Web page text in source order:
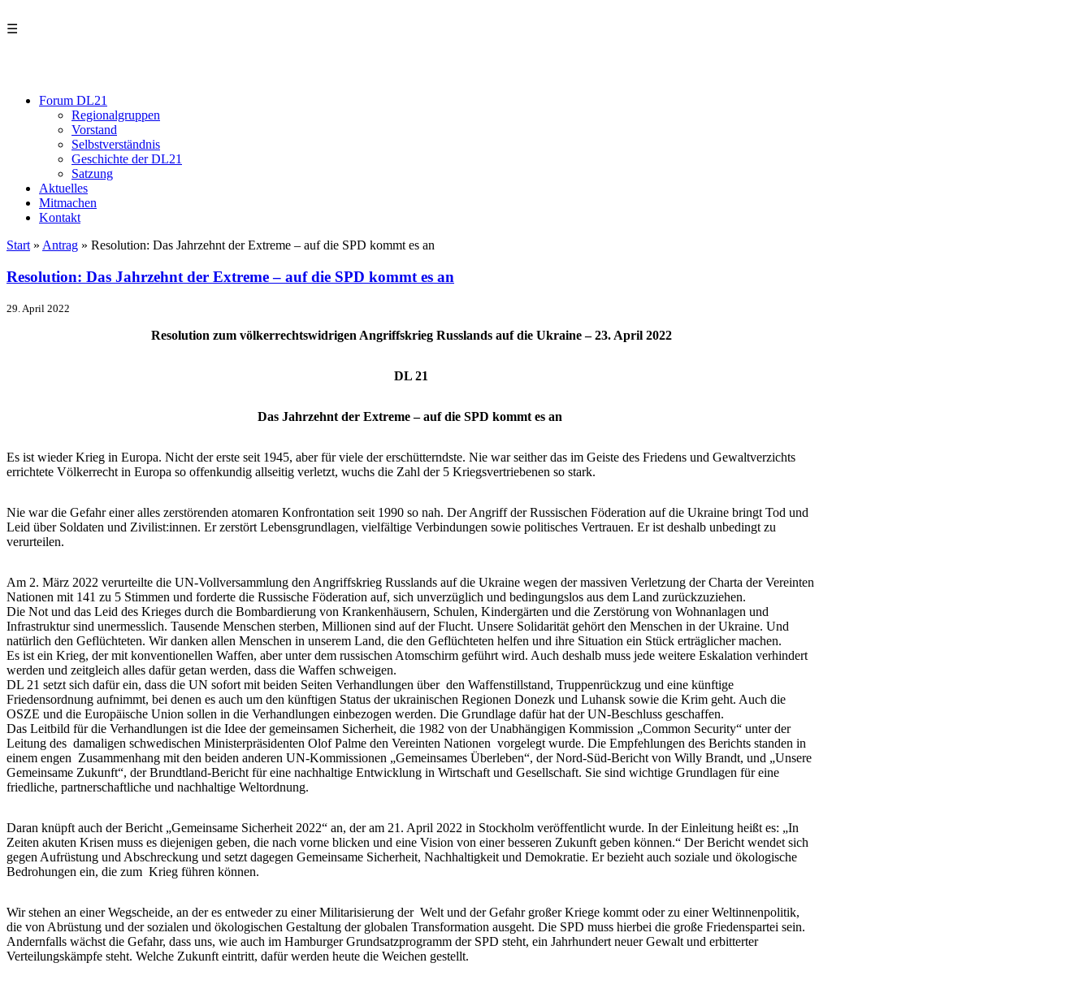
☰
Forum DL21
Regionalgruppen
Vorstand
Selbstverständnis
Geschichte der DL21
Satzung
Aktuelles
Mitmachen
Kontakt
Start » Antrag » Resolution: Das Jahrzehnt der Extreme – auf die SPD kommt es an
Resolution: Das Jahrzehnt der Extreme – auf die SPD kommt es an
29. April 2022
Resolution zum völkerrechtswidrigen Angriffskrieg Russlands auf die Ukraine – 23. April 2022
DL 21
Das Jahrzehnt der Extreme – auf die SPD kommt es an
Es ist wieder Krieg in Europa. Nicht der erste seit 1945, aber für viele der erschütterndste. Nie war seither das im Geiste des Friedens und Gewaltverzichts
errichtete Völkerrecht in Europa so offenkundig allseitig verletzt, wuchs die Zahl der 5 Kriegsvertriebenen so stark.
Nie war die Gefahr einer alles zerstörenden atomaren Konfrontation seit 1990 so nah. Der Angriff der Russischen Föderation auf die Ukraine bringt Tod und
Leid über Soldaten und Zivilist:innen. Er zerstört Lebensgrundlagen, vielfältige Verbindungen sowie politisches Vertrauen. Er ist deshalb unbedingt zu
verurteilen.
Am 2. März 2022 verurteilte die UN-Vollversammlung den Angriffskrieg Russlands auf die Ukraine wegen der massiven Verletzung der Charta der Vereinten
Nationen mit 141 zu 5 Stimmen und forderte die Russische Föderation auf, sich unverzüglich und bedingungslos aus dem Land zurückzuziehen.
Die Not und das Leid des Krieges durch die Bombardierung von Krankenhäusern, Schulen, Kindergärten und die Zerstörung von Wohnanlagen und
Infrastruktur sind unermesslich. Tausende Menschen sterben, Millionen sind auf der Flucht. Unsere Solidarität gehört den Menschen in der Ukraine. Und
natürlich den Geflüchteten. Wir danken allen Menschen in unserem Land, die den Geflüchteten helfen und ihre Situation ein Stück erträglicher machen.
Es ist ein Krieg, der mit konventionellen Waffen, aber unter dem russischen Atomschirm geführt wird. Auch deshalb muss jede weitere Eskalation verhindert
werden und zeitgleich alles dafür getan werden, dass die Waffen schweigen.
DL 21 setzt sich dafür ein, dass die UN sofort mit beiden Seiten Verhandlungen über den Waffenstillstand, Truppenrückzug und eine künftige
Friedensordnung aufnimmt, bei denen es auch um den künftigen Status der ukrainischen Regionen Donezk und Luhansk sowie die Krim geht. Auch die
OSZE und die Europäische Union sollen in die Verhandlungen einbezogen werden. Die Grundlage dafür hat der UN-Beschluss geschaffen.
Das Leitbild für die Verhandlungen ist die Idee der gemeinsamen Sicherheit, die 1982 von der Unabhängigen Kommission „Common Security“ unter der
Leitung des damaligen schwedischen Ministerpräsidenten Olof Palme den Vereinten Nationen vorgelegt wurde. Die Empfehlungen des Berichts standen in
einem engen Zusammenhang mit den beiden anderen UN-Kommissionen „Gemeinsames Überleben“, der Nord-Süd-Bericht von Willy Brandt, und „Unsere
Gemeinsame Zukunft“, der Brundtland-Bericht für eine nachhaltige Entwicklung in Wirtschaft und Gesellschaft. Sie sind wichtige Grundlagen für eine
friedliche, partnerschaftliche und nachhaltige Weltordnung.
Daran knüpft auch der Bericht „Gemeinsame Sicherheit 2022“ an, der am 21. April 2022 in Stockholm veröffentlicht wurde. In der Einleitung heißt es: „In
Zeiten akuten Krisen muss es diejenigen geben, die nach vorne blicken und eine Vision von einer besseren Zukunft geben können.“ Der Bericht wendet sich
gegen Aufrüstung und Abschreckung und setzt dagegen Gemeinsame Sicherheit, Nachhaltigkeit und Demokratie. Er bezieht auch soziale und ökologische
Bedrohungen ein, die zum Krieg führen können.
Wir stehen an einer Wegscheide, an der es entweder zu einer Militarisierung der Welt und der Gefahr großer Kriege kommt oder zu einer Weltinnenpolitik,
die von Abrüstung und der sozialen und ökologischen Gestaltung der globalen Transformation ausgeht. Die SPD muss hierbei die große Friedenspartei sein.
Andernfalls wächst die Gefahr, dass uns, wie auch im Hamburger Grundsatzprogramm der SPD steht, ein Jahrhundert neuer Gewalt und erbitterter
Verteilungskämpfe steht. Welche Zukunft eintritt, dafür werden heute die Weichen gestellt.